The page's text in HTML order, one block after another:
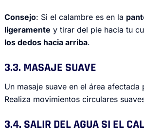
Consejo: Si el calambre es en la
ligeramente y tirar del pie hacia tu
los dedos hacia arriba.
3.3. MASAJE SUAVE
Un masaje suave en el área afectada
Realiza movimientos circulares
3.4. SALIR DEL AGUA SI EL